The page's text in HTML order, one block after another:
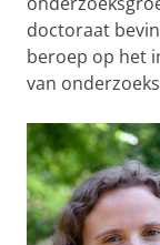
doctoraat
beroep op het
van